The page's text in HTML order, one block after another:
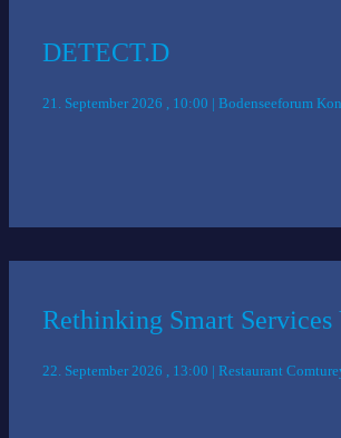
DETECT.D
21. September 2026 , 10:00 | Bodenseeforum
Rethinking Smart Services
22. September 2026 , 13:00 | Restaurant